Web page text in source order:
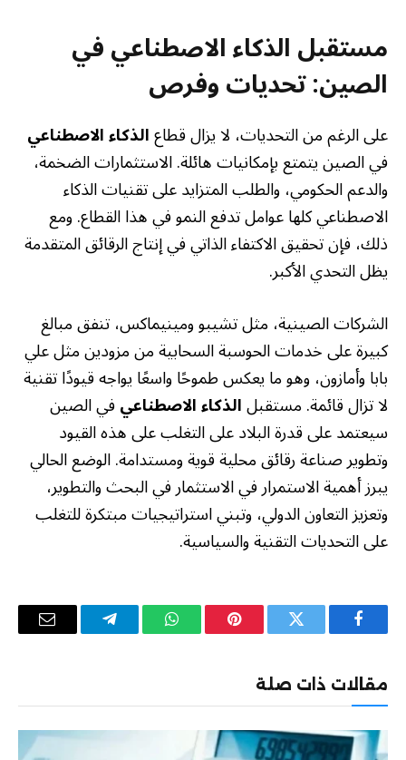
مستقبلالذكاء الاصطناعيفي
الصين: تحديات وفرص
على الرغم من التحديات، لا يزال قطاعالذكاء الاصطناعي
في الصين يتمتع بإمكانيات هائلة. الاستثمارات الضخمة،
والدعم الحكومي، والطلب المتزايد على تقنيات الذكاء
الاصطناعي كلها عوامل تدفع النمو في هذا القطاع. ومع
ذلك، فإن تحقيق الاكتفاء الذاتي في إنتاج الرقائق المتقدمة
يظل التحدي الأكبر.
الشركات الصينية، مثل تشيبو ومينيماكس، تنفق مبالغ
كبيرة على خدمات الحوسبة السحابية من مزودين مثل علي
بابا وأمازون، وهو ما يعكس طموحًا واسعًا يواجه قيودًا تقنية
لا تزال قائمة. مستقبلالذكاء الاصطناعيفي الصين
سيعتمد على قدرة البلاد على التغلب على هذه القيود
وتطوير صناعة رقائق محلية قوية ومستدامة. الوضع الحالي
يبرز أهمية الاستمرار في الاستثمار في البحث والتطوير،
وتعزيز التعاون الدولي، وتبني استراتيجيات مبتكرة للتغلب
على التحديات التقنية والسياسية.
فيسبوك تويتر بينتيريستواتساب تيلقرام
البريد
مقالات ذات صلة